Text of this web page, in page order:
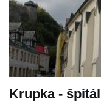
Krupka -